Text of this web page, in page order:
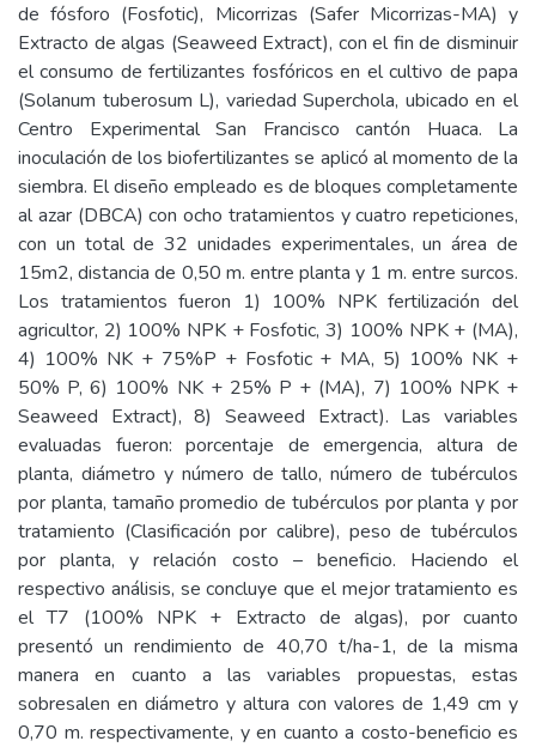
de fósforo (Fosfotic), Micorrizas (Safer Micorrizas-MA) y
Extracto de algas (Seaweed Extract), con el fin de disminuir
el consumo de fertilizantes fosfóricos en el cultivo de papa
(Solanum tuberosum L), variedad Superchola, ubicado en el
Centro Experimental San Francisco cantón Huaca. La
inoculación de los biofertilizantes se aplicó al momento de la
siembra. El diseño empleado es de bloques completamente
al azar (DBCA) con ocho tratamientos y cuatro repeticiones,
con un total de 32 unidades experimentales, un área de
15m2, distancia de 0,50 m. entre planta y 1 m. entre surcos.
Los tratamientos fueron 1) 100% NPK fertilización del
agricultor, 2) 100% NPK + Fosfotic, 3) 100% NPK + (MA),
4) 100% NK + 75%P + Fosfotic + MA, 5) 100% NK +
50% P, 6) 100% NK + 25% P + (MA), 7) 100% NPK +
Seaweed Extract), 8) Seaweed Extract). Las variables
evaluadas fueron: porcentaje de emergencia, altura de
planta, diámetro y número de tallo, número de tubérculos
por planta, tamaño promedio de tubérculos por planta y por
tratamiento (Clasificación por calibre), peso de tubérculos
por planta, y relación costo – beneficio. Haciendo el
respectivo análisis, se concluye que el mejor tratamiento es
el T7 (100% NPK + Extracto de algas), por cuanto
presentó un rendimiento de 40,70 t/ha-1, de la misma
manera en cuanto a las variables propuestas, estas
sobresalen en diámetro y altura con valores de 1,49 cm y
0,70 m. respectivamente, y en cuanto a costo-beneficio es